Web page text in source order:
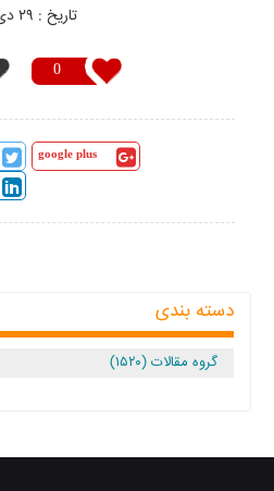
0
تاريخ : ۲۹ دی ۱۳۹۹
google plus
دسته بندی
گروه مقالات (۱۵۲۰)